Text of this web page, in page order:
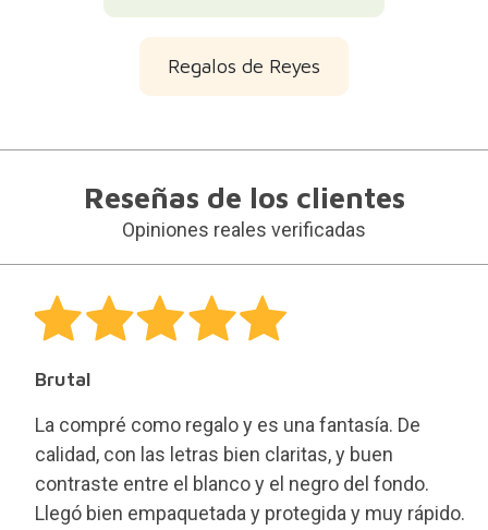
Regalos de Reyes
Reseñas de los clientes
Opiniones reales verificadas
Brutal
La compré como regalo y es una fantasía. De
calidad, con las letras bien claritas, y buen
contraste entre el blanco y el negro del fondo.
Llegó bien empaquetada y protegida y muy rápido.